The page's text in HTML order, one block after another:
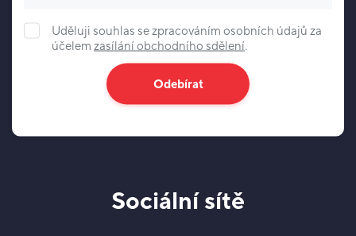
Uděluji souhlas se zpracováním osobních údajů za
účelem zasílání obchodního sdělení.
Odebírat
Sociální sítě